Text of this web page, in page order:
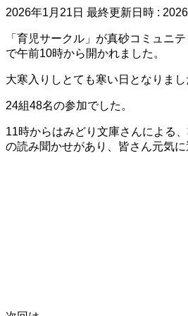
2026年1月21日 最終更新日時 :
「育児サークル」が真砂コミュニ
で午前10時から開かれました。
大寒入りしとても寒い日となりまし
24組48名の参加でした。
11時からはみどり文庫さんによる
の読み聞かせがあり、皆さん元気に